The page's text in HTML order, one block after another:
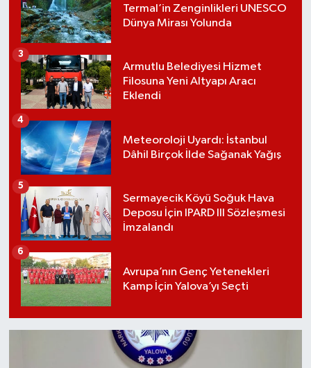
Termal’in Zenginlikleri UNESCO
Dünya Mirası Yolunda
Armutlu Belediyesi Hizmet
Filosuna Yeni Altyapı Aracı
Eklendi
3
Meteoroloji Uyardı: İstanbul
Dâhil Birçok İlde Sağanak Yağış
4
Sermayecik Köyü Soğuk Hava
Deposu İçin IPARD III Sözleşmesi
İmzalandı
5
Avrupa’nın Genç Yetenekleri
Kamp İçin Yalova’yı Seçti
6